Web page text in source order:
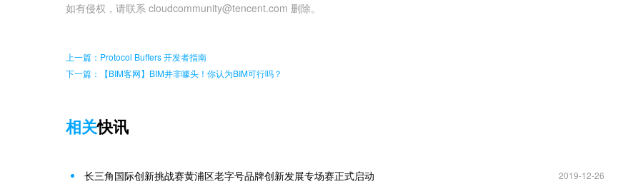
如有侵权，请联系 cloudcommunity@tencent.com 删除。
上一篇：Protocol Buffers 开发者指南
下一篇：【BIM客网】BIM并非噱头！你认为BIM可行吗？
相关快讯
长三角国际创新挑战赛黄浦区老字号品牌创新发展专场赛正式启动 2019-12-26